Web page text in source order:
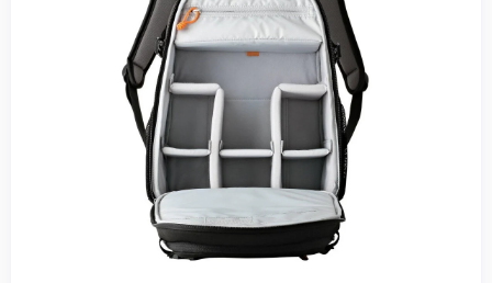
Оборудование
Осветительное
Оборудование
Штативы Стойки